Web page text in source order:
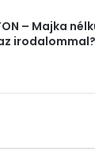
– Majka
irodalommal?